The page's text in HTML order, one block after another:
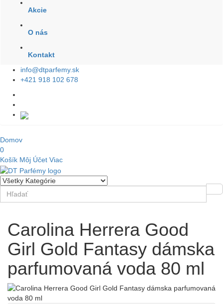
Akcie
O nás
Kontakt
info@dtparfemy.sk
+421 918 102 678
Domov
0
Košík Môj Účet Viac
Carolina Herrera Good
Girl Gold Fantasy dámska
parfumovaná voda 80 ml